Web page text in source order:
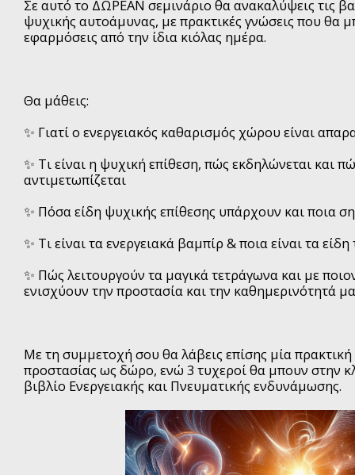
Σε αυτό το ΔΩΡΕΑΝ σεμινάριο θα ανακαλύψεις τις
ψυχικής αυτοάμυνας, με πρακτικές γνώσεις που θα
εφαρμόσεις από την ίδια κιόλας ημέρα.
Θα μάθεις:
✨ Γιατί ο ενεργειακός καθαρισμός χώρου είναι
✨ Τι είναι η ψυχική επίθεση, πώς εκδηλώνεται και
αντιμετωπίζεται
✨ Πόσα είδη ψυχικής επίθεσης υπάρχουν και ποια
✨ Τι είναι τα ενεργειακά βαμπίρ & ποια είναι τα είδη
✨ Πώς λειτουργούν τα μαγικά τετράγωνα και με
ενισχύουν την προστασία και την καθημερινότητά
Με τη συμμετοχή σου θα λάβεις επίσης μία πρακτική
προστασίας ως δώρο, ενώ 3 τυχεροί θα μπουν στην
βιβλίο Ενεργειακής και Πνευματικής ενδυνάμωσης.